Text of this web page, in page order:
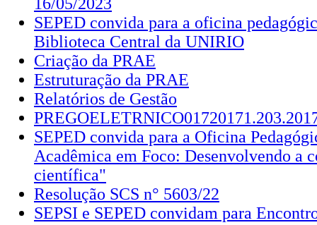
SEPED convida para a oficina
Biblioteca Central da UNIRIO
Criação da PRAE
Estruturação da PRAE
Relatórios de Gestão
SEPED convida para a Oficina
Acadêmica em Foco: Desenvolvendo a
científica"
Resolução SCS n° 5603/22
SEPSI e SEPED convidam para